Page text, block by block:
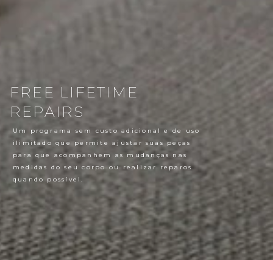
FREE LIFETIME
REPAIRS
Um programa sem custo adicional e de uso
ilimitado que permite ajustar suas peças
para que acompanhem as mudanças nas
medidas do seu corpo ou realizar reparos
quando possível.